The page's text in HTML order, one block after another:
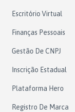
Escritório Virtual
Finanças Pessoais
Gestão De CNPJ
Inscrição Estadual
Plataforma Hero
Registro De Marca